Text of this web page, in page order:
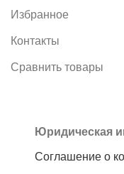
Избранное
Контакты
Сравнить товары
Юридическая
Соглашение о